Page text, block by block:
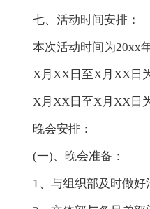
七、活动时间安排：
本次活动时间为20xx
X月XX日至X月XX日
X月XX日至X月XX日
晚会安排：
(一)、晚会准备：
1、与组织部及时做